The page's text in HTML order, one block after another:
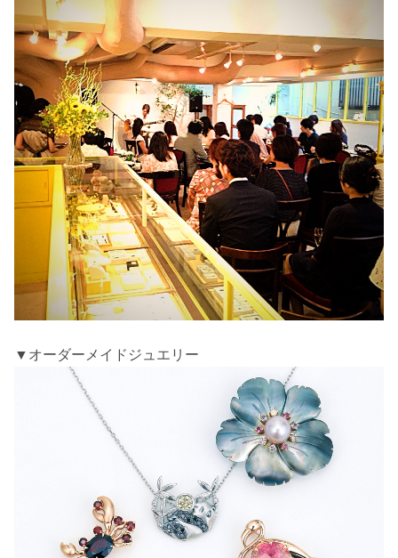
▼オーダーメイドジュエリー